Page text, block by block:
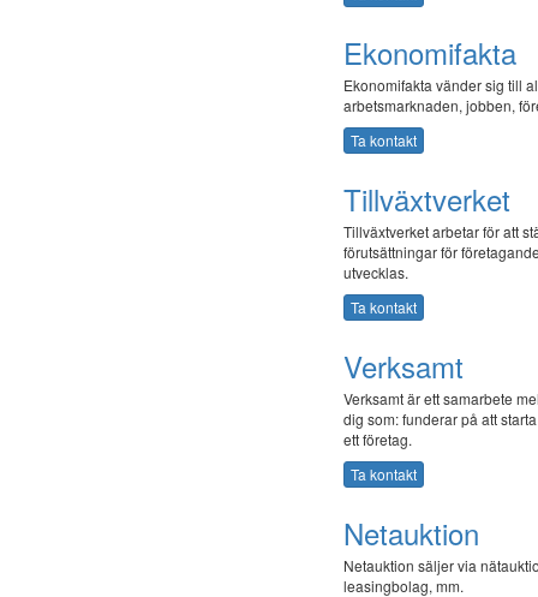
Ekonomifakta
Ekonomifakta vänder sig till
arbetsmarknaden, jobben,
Ta kontakt
Tillväxtverket
Tillväxtverket arbetar för att
förutsättningar för
utvecklas.
Ta kontakt
Verksamt
Verksamt är ett samarbete
dig som: funderar på att
ett företag.
Ta kontakt
Netauktion
Netauktion säljer via
leasingbolag, mm.